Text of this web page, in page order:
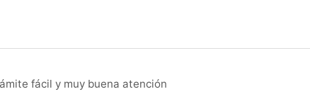
fácil y muy buena atención